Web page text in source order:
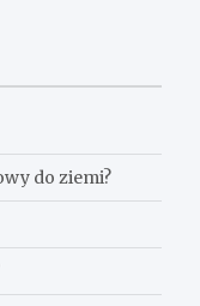
do ziemi?